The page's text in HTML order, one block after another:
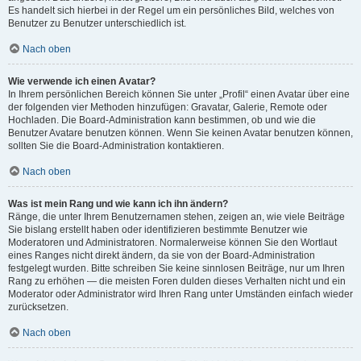
Es handelt sich hierbei in der Regel um ein persönliches Bild, welches von
Benutzer zu Benutzer unterschiedlich ist.
Nach oben
Wie verwende ich einen Avatar?
In Ihrem persönlichen Bereich können Sie unter „Profil“ einen Avatar über eine
der folgenden vier Methoden hinzufügen: Gravatar, Galerie, Remote oder
Hochladen. Die Board-Administration kann bestimmen, ob und wie die
Benutzer Avatare benutzen können. Wenn Sie keinen Avatar benutzen können,
sollten Sie die Board-Administration kontaktieren.
Nach oben
Was ist mein Rang und wie kann ich ihn ändern?
Ränge, die unter Ihrem Benutzernamen stehen, zeigen an, wie viele Beiträge
Sie bislang erstellt haben oder identifizieren bestimmte Benutzer wie
Moderatoren und Administratoren. Normalerweise können Sie den Wortlaut
eines Ranges nicht direkt ändern, da sie von der Board-Administration
festgelegt wurden. Bitte schreiben Sie keine sinnlosen Beiträge, nur um Ihren
Rang zu erhöhen — die meisten Foren dulden dieses Verhalten nicht und ein
Moderator oder Administrator wird Ihren Rang unter Umständen einfach wieder
zurücksetzen.
Nach oben